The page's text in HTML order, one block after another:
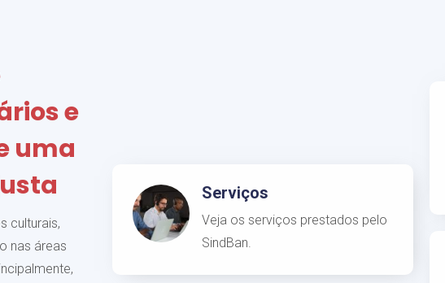
e
uma
culturais,
nas áreas
Serviços
Veja os serviços prestados pelo
SindBan.